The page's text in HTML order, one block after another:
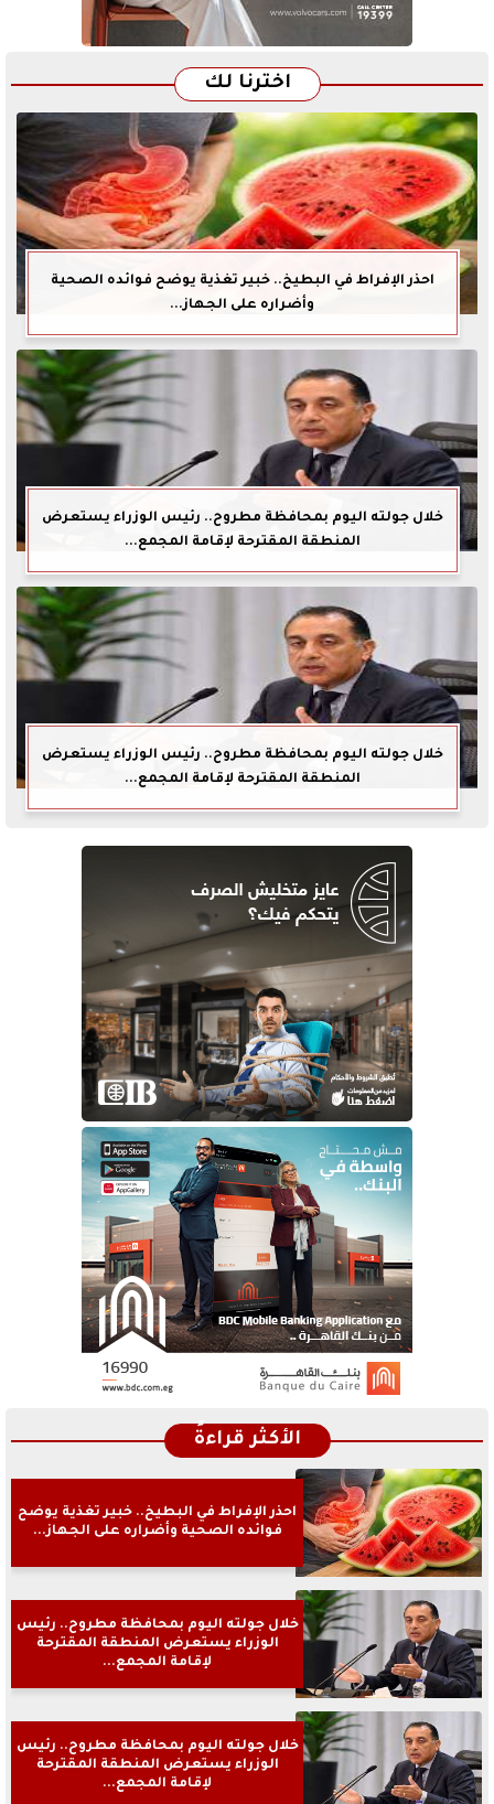
اخترنا لك
احذر الإفراط في البطيخ.. خبير تغذية يوضح فوائده الصحية
وأضراره على الجهاز...
خلال جولته اليوم بمحافظة مطروح.. رئيس الوزراء يستعرض
المنطقة المقترحة لإقامة المجمع...
خلال جولته اليوم بمحافظة مطروح.. رئيس الوزراء يستعرض
المنطقة المقترحة لإقامة المجمع...
الأكثر قراءةً
احذر الإفراط في البطيخ.. خبير تغذية يوضح
فوائده الصحية وأضراره على الجهاز...
خلال جولته اليوم بمحافظة مطروح.. رئيس
الوزراء يستعرض المنطقة المقترحة
لإقامة المجمع...
خلال جولته اليوم بمحافظة مطروح.. رئيس
الوزراء يستعرض المنطقة المقترحة
لإقامة المجمع...